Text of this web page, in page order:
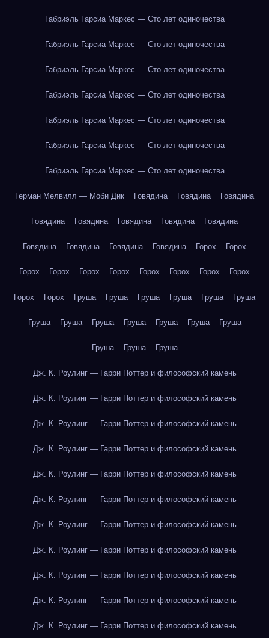
Габриэль Гарсиа Маркес — Сто лет одиночества
Габриэль Гарсиа Маркес — Сто лет одиночества
Габриэль Гарсиа Маркес — Сто лет одиночества
Габриэль Гарсиа Маркес — Сто лет одиночества
Габриэль Гарсиа Маркес — Сто лет одиночества
Габриэль Гарсиа Маркес — Сто лет одиночества
Габриэль Гарсиа Маркес — Сто лет одиночества
Герман Мелвилл — Моби Дик Говядина Говядина Говядина
Говядина Говядина Говядина Говядина Говядина
Говядина Говядина Говядина Говядина Горох Горох
Горох Горох Горох Горох Горох Горох Горох Горох
Горох Горох Груша Груша Груша Груша Груша Груша
Груша Груша Груша Груша Груша Груша Груша
Груша Груша Груша
Дж. К. Роулинг — Гарри Поттер и философский камень
Дж. К. Роулинг — Гарри Поттер и философский камень
Дж. К. Роулинг — Гарри Поттер и философский камень
Дж. К. Роулинг — Гарри Поттер и философский камень
Дж. К. Роулинг — Гарри Поттер и философский камень
Дж. К. Роулинг — Гарри Поттер и философский камень
Дж. К. Роулинг — Гарри Поттер и философский камень
Дж. К. Роулинг — Гарри Поттер и философский камень
Дж. К. Роулинг — Гарри Поттер и философский камень
Дж. К. Роулинг — Гарри Поттер и философский камень
Дж. К. Роулинг — Гарри Поттер и философский камень